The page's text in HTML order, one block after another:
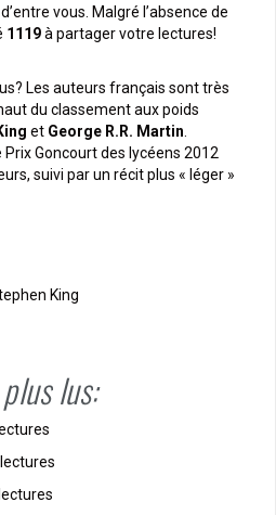
vous. Malgré l’absence de
1119à partager votre lectures!
Les auteurs français sont très
du classement aux poids
et George R.R. Martin
Goncourt des lycéens 2012
suivi par un récit plus « léger »
King
lus: